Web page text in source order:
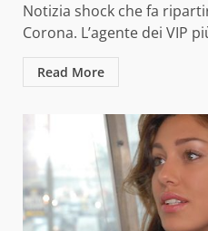
Notizia shock che fa
Corona. L’agente dei VIP
Read More